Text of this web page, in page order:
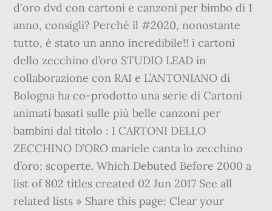
d'oro dvd con cartoni e canzoni per bimbo di 1
anno, consigli? Perché il #2020, nonostante
tutto, è stato un anno incredibile!! i cartoni
dello zecchino d’oro STUDIO LEAD in
collaborazione con RAI e L’ANTONIANO di
Bologna ha co-prodotto una serie di Cartoni
animati basati sulle più belle canzoni per
bambini dal titolo : I CARTONI DELLO
ZECCHINO D’ORO mariele canta lo zecchino
d’oro; scoperte. Which Debuted Before 2000 a
list of 802 titles created 02 Jun 2017 See all
related lists » Share this page: Clear your